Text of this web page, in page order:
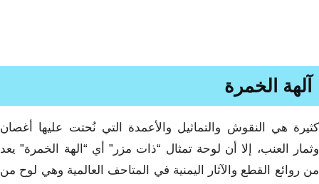
آلهة الخمرة
كثيرة هي النقوش والتماثيل والأعمدة التي نُحتت عليها أغصان
وثمار العنب، إلا أن لوحة تمثال “ذات مزر” أي “الهة الخمرة” يعد
من روائع القطع والآثار اليمنية في المتاحف العالمية وهي لوح من